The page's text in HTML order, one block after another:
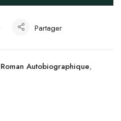
Partager
Roman Autobiographique,